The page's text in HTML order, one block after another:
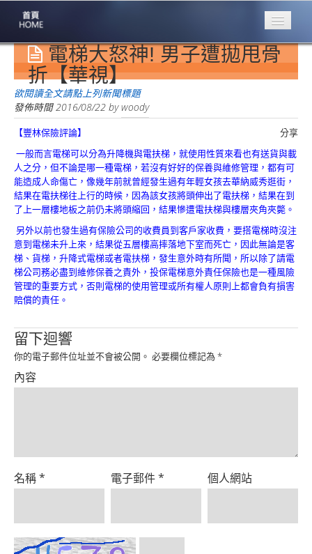
專業豐林
Professional
保險大家談
1386集
台灣商業保險
第一品牌
關於豐林
About
服務項目
Service
火災保額
估算系統
商品簡介
電梯大怒神! 男子遭拋甩骨
折【華視】
欲閱讀全文請點上列新聞標題
發佈時間2016/08/22 bywoody
分享
【豐林保險評論】
一般而言電梯可以分為升降機與電扶梯，就使用性質來看也有送貨與載
人之分，但不論是哪一種電梯，若沒有好好的保養與維修管理，都有可
能造成人命傷亡，像幾年前就曾經發生過有年輕女孩去華納威秀逛街，
結果在電扶梯往上行的時候，因為該女孩將頭伸出了電扶梯，結果在到
了上一層樓地板之前仍未將頭縮回，結果慘遭電扶梯與樓層夾角夾斃。
另外以前也發生過有保險公司的收費員到客戶家收費，要搭電梯時沒注
意到電梯未升上來，結果從五層樓高摔落地下室而死亡，因此無論是客
梯、貨梯，升降式電梯或者電扶梯，發生意外時有所聞，所以除了請電
梯公司務必盡到維修保養之責外，投保電梯意外責任保險也是一種風險
管理的重要方式，否則電梯的使用管理或所有權人原則上都會負有損害
賠償的責任。
留下迴響
你的電子郵件位址並不會被公開。 必要欄位標記為 *
內容
名稱* 電子郵件* 個人網站